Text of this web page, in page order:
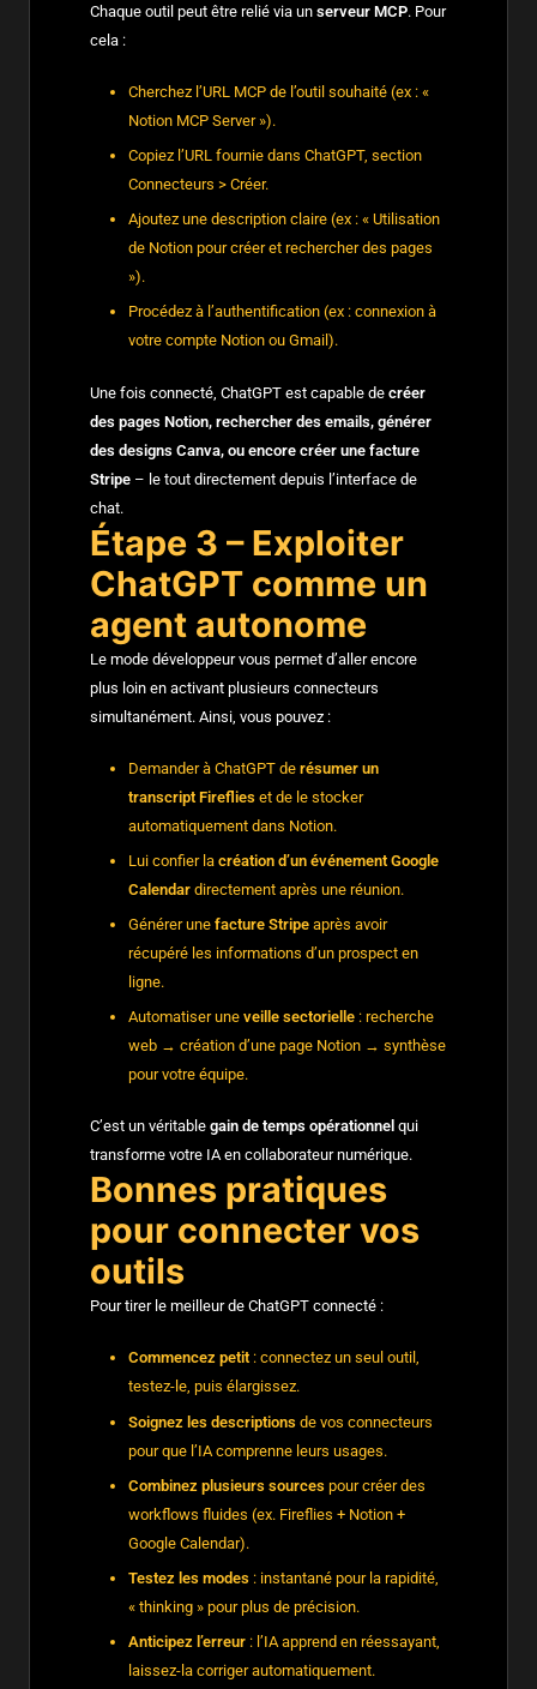
Chaque outil peut être relié via un serveur MCP. Pour
cela :
Cherchez l’URL MCP de l’outil souhaité (ex : «
Notion MCP Server »).
Copiez l’URL fournie dans ChatGPT, section
Connecteurs > Créer.
Ajoutez une description claire (ex : « Utilisation
de Notion pour créer et rechercher des pages
»).
Procédez à l’authentification (ex : connexion à
votre compte Notion ou Gmail).
Une fois connecté, ChatGPT est capable de créer
des pages Notion, rechercher des emails, générer
des designs Canva, ou encore créer une facture
Stripe – le tout directement depuis l’interface de
chat.
Étape 3 – Exploiter
ChatGPT comme un
agent autonome
Le mode développeur vous permet d’aller encore
plus loin en activant plusieurs connecteurs
simultanément. Ainsi, vous pouvez :
Demander à ChatGPT de résumer un
transcript Fireflies et de le stocker
automatiquement dans Notion.
Lui confier la création d’un événement Google
Calendar directement après une réunion.
Générer une facture Stripe après avoir
récupéré les informations d’un prospect en
ligne.
Automatiser une veille sectorielle : recherche
web → création d’une page Notion → synthèse
pour votre équipe.
C’est un véritable gain de temps opérationnel qui
transforme votre IA en collaborateur numérique.
Bonnes pratiques
pour connecter vos
outils
Pour tirer le meilleur de ChatGPT connecté :
Commencez petit : connectez un seul outil,
testez-le, puis élargissez.
Soignez les descriptions de vos connecteurs
pour que l’IA comprenne leurs usages.
Combinez plusieurs sources pour créer des
workflows fluides (ex. Fireflies + Notion +
Google Calendar).
Testez les modes : instantané pour la rapidité,
« thinking » pour plus de précision.
Anticipez l’erreur : l’IA apprend en réessayant,
laissez-la corriger automatiquement.